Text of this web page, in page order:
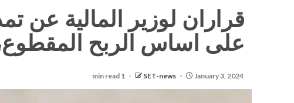
قراران لوزير المالية عن
على اساس الربح
SET-news January 3, 2024
1 min read